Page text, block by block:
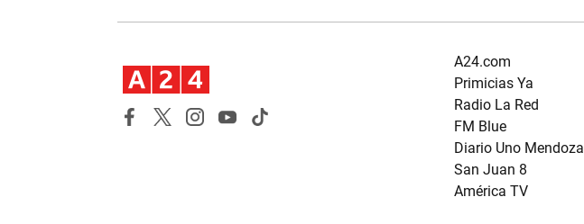
A24.com
Primicias Ya
Radio La Red
FM Blue
Diario Uno Mendoza
San Juan 8
América TV